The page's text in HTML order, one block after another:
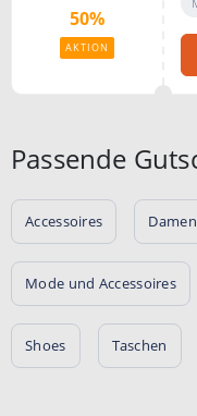
50%
AKTION
Passende
Accessoires
Mode und Accessoires
Shoes Taschen